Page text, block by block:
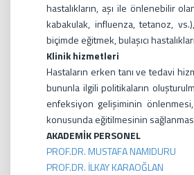
hastalıkların, aşı ile önlenebilir
kabakulak, influenza, tetanoz,
biçimde eğitmek, bulaşıcı
Klinik hizmetleri
Hastaların erken tanı ve tedavi
bununla ilgili politikaların
enfeksiyon gelişiminin
konusunda eğitilmesinin
AKADEMİK PERSONEL
PROF.DR. MUSTAFA NAMIDURU
PROF.DR. İLKAY KARAOĞLAN